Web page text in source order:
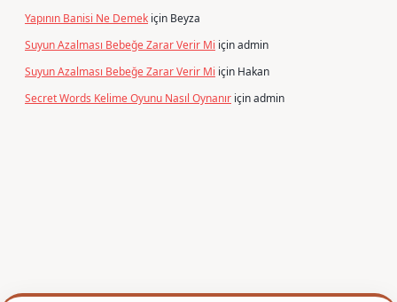
Yapının Banisi Ne Demek için Beyza
Suyun Azalması Bebeğe Zarar Verir Mi içinadmin
Suyun Azalması Bebeğe Zarar Verir Mi için Hakan
Secret Words Kelime Oyunu Nasıl Oynanır içinadmin